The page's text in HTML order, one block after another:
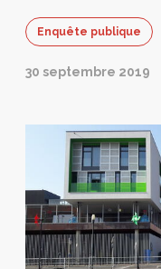
Enquête publique
30 septembre 2019